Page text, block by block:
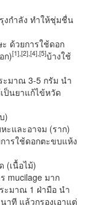
งกำลัง ทำให้ชุ่มชื่น
ด้วยการใช้ดอก
ก)[1],[2],[4],[5]บ้างใช้
ะมาณ 3-5 กรัม นำ
ป็นยาแก้ไข้หวัด
)
ะและอาจม (ราก)
ารใช้ดอกตะขบแห้ง
(เนื้อไม้)
mucilage มาก
ะมาณ 1 ฝ่ามือ นำ
ที แล้วกรองเอาแต่